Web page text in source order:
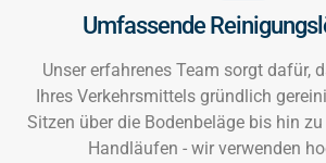
Umfassende
Unser erfahrenes Team sorgt dafür,
Ihres Verkehrsmittels gründlich
Sitzen über die Bodenbeläge bis hin
Handläufen - wir verwenden